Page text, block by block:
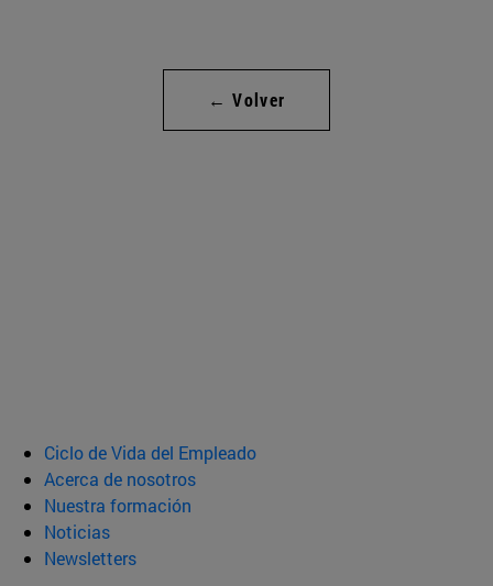
← Volver
Ciclo de Vida del Empleado
Acerca de nosotros
Nuestra formación
Noticias
Newsletters